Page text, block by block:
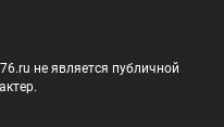
не является публичной